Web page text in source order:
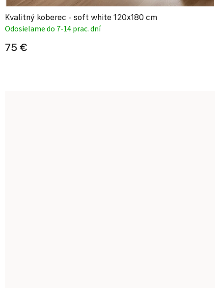
Kvalitný koberec - soft white 120x180 cm
Odosielame do 7-14 prac. dní
75 €